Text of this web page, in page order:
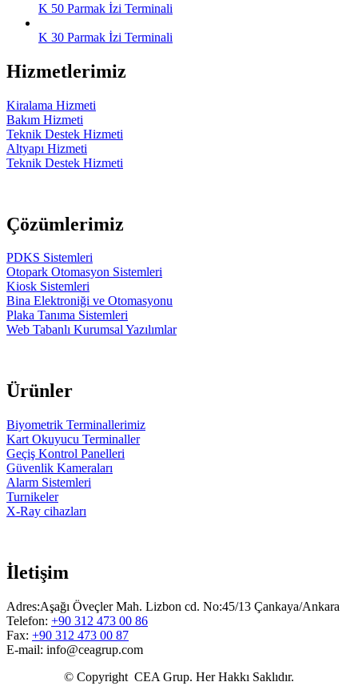
K 50 Parmak İzi Terminali
K 30 Parmak İzi Terminali
Hizmetlerimiz
Kiralama Hizmeti
Bakım Hizmeti
Teknik Destek Hizmeti
Altyapı Hizmeti
Teknik Destek Hizmeti
Çözümlerimiz
PDKS Sistemleri
Otopark Otomasyon Sistemleri
Kiosk Sistemleri
Bina Elektroniği ve Otomasyonu
Plaka Tanıma Sistemleri
Web Tabanlı Kurumsal Yazılımlar
Ürünler
Biyometrik Terminallerimiz
Kart Okuyucu Terminaller
Geçiş Kontrol Panelleri
Güvenlik Kameraları
Alarm Sistemleri
Turnikeler
X-Ray cihazları
İletişim
Adres:Aşağı Öveçler Mah. Lizbon cd. No:45/13 Çankaya/Ankara
Telefon: +90 312 473 00 86
Fax: +90 312 473 00 87
E-mail: info@ceagrup.com
© Copyright CEA Grup. Her Hakkı Saklıdır.